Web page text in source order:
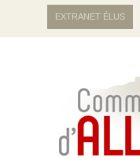
EXTRANET ÉLUS